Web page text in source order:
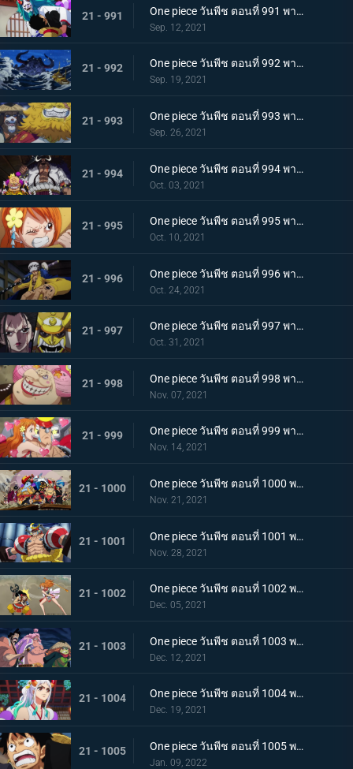
21 - 991 One piece วันพีช ตอนที่ 991 พากย์ไทย เป็นศัตรูหรือเป็นมิตร? ลูฟี่กับยามาโตะ
Sep. 12, 2021
21 - 992 One piece วันพีช ตอนที่ 992 พากย์ไทย อยากจะเป็นโอเด้ง ความรู้สึกของยามาโตะ
Sep. 19, 2021
21 - 993 One piece วันพีช ตอนที่ 993 พากย์ไทย ระเบิด! พันธนาการที่มัดอิสระของยามาโตะ
Sep. 26, 2021
21 - 994 One piece วันพีช ตอนที่ 994 พากย์ไทย ปลอกดาบแดงดวลกันตัวต่อตัว คิคุโนะโจ ปะทะ คันจูโร่
Oct. 03, 2021
21 - 995 One piece วันพีช ตอนที่ 995 พากย์ไทย จู่โจมปณิธานของโอเด้งที่สืบทอดมา
Oct. 10, 2021
21 - 996 One piece วันพีช ตอนที่ 996 พากย์ไทย โอนิกาชิมะสั่นสะเทือน ลูฟี่เริ่มสงครามเต็มรูปแบบ
Oct. 24, 2021
21 - 997 One piece วันพีช ตอนที่ 997 พากย์ไทย การต่อสู้ใต้แสงจันทร์ นักรบคลั่ง ซูลอง
Oct. 31, 2021
21 - 998 One piece วันพีช ตอนที่ 998 พากย์ไทย ซุสเป็นปฏิปักษ์! นามิเข้าตาจน!
Nov. 07, 2021
21 - 999 One piece วันพีช ตอนที่ 999 พากย์ไทย เราจะปกป้องเจ้า การพบกันระหว่างยามาโตะกับโมโมโนะสุเกะ
Nov. 14, 2021
21 - 1000 One piece วันพีช ตอนที่ 1000 พากย์ไทย กำลังรบเหนือระดับ! กลุ่มหมวกฟางรวมพล
Nov. 21, 2021
21 - 1001 One piece วันพีช ตอนที่ 1001 พากย์ไทย การเชื้อเชิญที่อันตราย แผนกำจัดควีน
Nov. 28, 2021
21 - 1002 One piece วันพีช ตอนที่ 1002 พากย์ไทย โชคชะตาครั้งใหม่ นามิ กับ อุลติ
Dec. 05, 2021
21 - 1003 One piece วันพีช ตอนที่ 1003 พากย์ไทย ดาบแห่งความเด็ดเดี่ยว! ปลอกดาบแดงปะทะไคโดอีกครั้ง
Dec. 12, 2021
21 - 1004 One piece วันพีช ตอนที่ 1004 พากย์ไทย ท่าที่รับสืบทอดมา ระเบิดท่าเพลงดาบลับของโอเด้ง
Dec. 19, 2021
21 - 1005 One piece วันพีช ตอนที่ 1005 พากย์ไทย อานุภาพของอสูรน้ำแข็ง กระสุนภัยโรคระบาดแบบใหม่
Jan. 09, 2022